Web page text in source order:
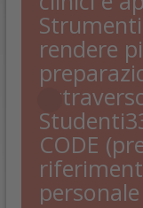
rendere
CODE